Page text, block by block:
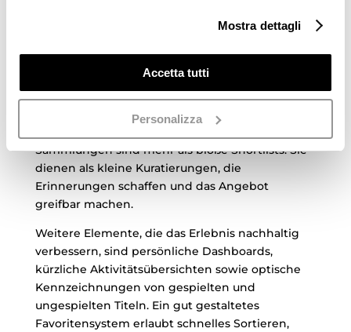
Mostra dettagli
Accetta tutti
Personalizza
Archiv des Spielenden. Sie ermöglichen,
Momente und Titel zu speichern, die später
wieder aufgerufen werden sollen, ohne die
Sammlungen sind mehr als bloße Shortlists: Sie
dienen als kleine Kuratierungen, die
Erinnerungen schaffen und das Angebot
greifbar machen.
Weitere Elemente, die das Erlebnis nachhaltig
verbessern, sind persönliche Dashboards,
kürzliche Aktivitätsübersichten sowie optische
Kennzeichnungen von gespielten und
ungespielten Titeln. Ein gut gestaltetes
Favoritensystem erlaubt schnelles Sortieren,